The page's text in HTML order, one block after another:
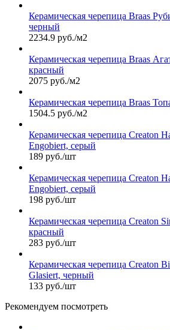
Керамическая черепица Braas
черный
2234.9 руб./м2
Керамическая черепица Braas
красный
2075 руб./м2
Керамическая черепица Braas
1504.5 руб./м2
Керамическая черепица Сreaton
Engobiert, серый
189 руб./шт
Керамическая черепица Сreaton
Engobiert, серый
198 руб./шт
Керамическая черепица Сreaton
красный
283 руб./шт
Керамическая черепица Сreaton
Glasiert, черный
133 руб./шт
Рекомендуем посмотреть